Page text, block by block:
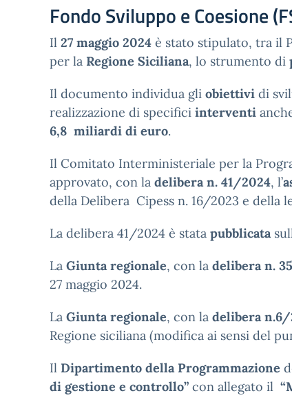
Fondo Sviluppo e Coesione
Il 27 maggio 2024 è stato stipulato, tra il
per la Regione Siciliana, lo strumento di
Il documento individua gli obiettivi di
realizzazione di specifici interventi
6,8 miliardi di euro.
Il Comitato Interministeriale per la
approvato, con la delibera n. 41/2024, l’
della Delibera Cipess n. 16/2023 e della
La delibera 41/2024 è stata pubblicata
La Giunta regionale, con la delibera n.
27 maggio 2024.
La Giunta regionale, con la delibera n.6/
Regione siciliana (modifica ai sensi del
Il Dipartimento della Programmazione
di gestione e controllo” con allegato il